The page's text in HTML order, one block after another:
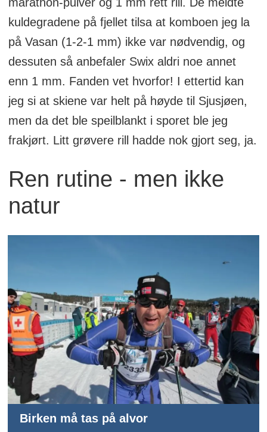
kuldegradene på fjellet tilsa at komboen jeg la
på Vasan (1-2-1 mm) ikke var nødvendig, og
dessuten så anbefaler Swix aldri noe annet
enn 1 mm. Fanden vet hvorfor! I ettertid kan
jeg si at skiene var helt på høyde til Sjusjøen,
men da det ble speilblankt i sporet ble jeg
frakjørt. Litt grøvere rill hadde nok gjort seg, ja.
Ren rutine - men ikke
natur
Birken må tas på alvor